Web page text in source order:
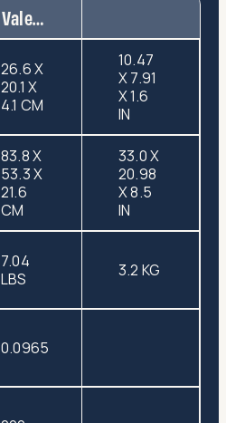
Valeur
26.6 X
20.1 X
4.1 CM
10.47
X 7.91
X 1.6
IN
83.8 X
53.3 X
21.6
CM
33.0 X
20.98
X 8.5
IN
7.04
LBS
3.2 KG
0.0965